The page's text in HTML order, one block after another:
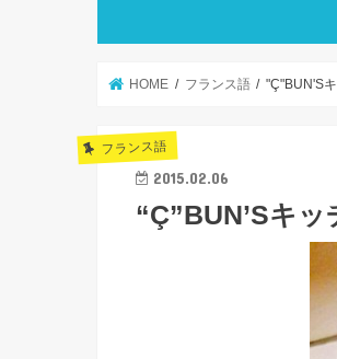
HOME フランス語 "Ç"BUN'S
フランス語
2015.02.06
“Ç”BUN’Sキ